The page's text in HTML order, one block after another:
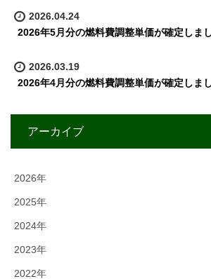
2026.04.24
2026年5月分の燃料費調整単価が確定しま
2026.03.19
2026年4月分の燃料費調整単価が確定しま
アーカイブ
2026年
2025年
2024年
2023年
2022年